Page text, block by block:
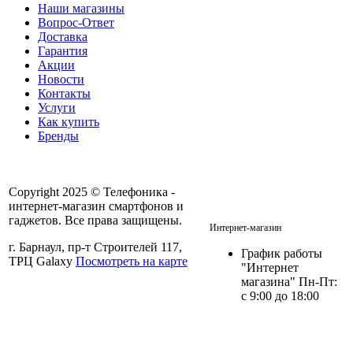
Наши магазины
Вопрос-Ответ
Доставка
Гарантия
Акции
Новости
Контакты
Услуги
Как купить
Бренды
Copyright 2025 © Телефоника -
интернет-магазин смартфонов и
гаджетов. Все права защищены.
г. Барнаул, пр-т Строителей 117,
ТРЦ Galaxy Посмотреть на карте
Интернет-магазин
График работы
"Интернет
магазина" Пн-Пт:
с 9:00 до 18:00